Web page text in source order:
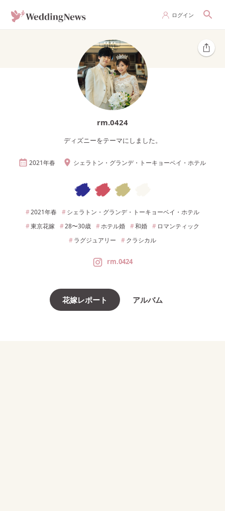
ログイン
rm.0424
ディズニーをテーマにしました。
2021年春 シェラトン・グランデ・トーキョーベイ・ホテル
2021年春
シェラトン・グランデ・トーキョーベイ・ホテル
東京花嫁 28〜30歳 ホテル婚 和婚
ロマンティック
ラグジュアリー
クラシカル
rm.0424
花嫁レポート アルバム